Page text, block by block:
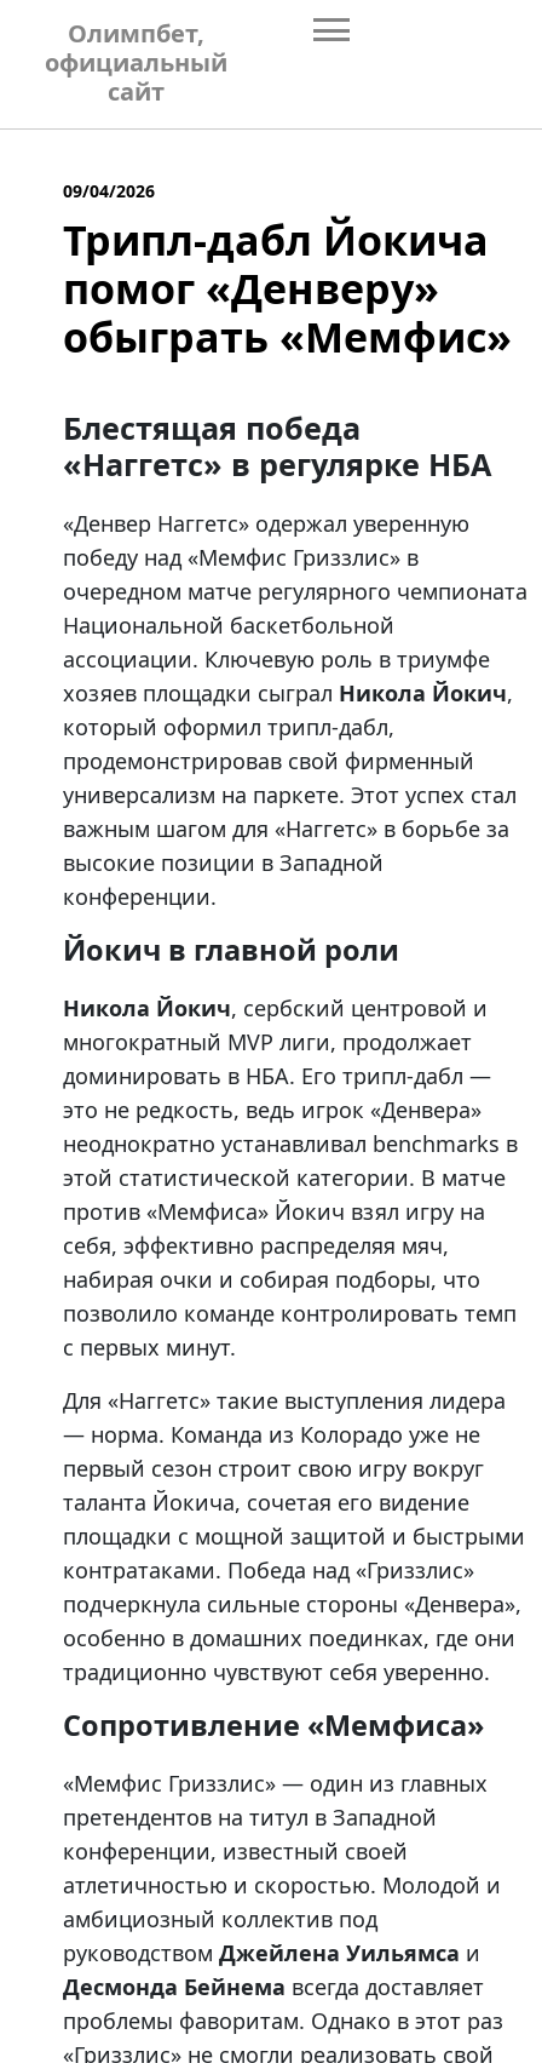
content
Олимпбет,
официальный
сайт
09/04/2026
Трипл-дабл Йокича
помог «Денверу»
обыграть «Мемфис»
Блестящая победа
«Наггетс» в регулярке НБА
«Денвер Наггетс» одержал уверенную
победу над «Мемфис Гриззлис» в
очередном матче регулярного чемпионата
Национальной баскетбольной
ассоциации. Ключевую роль в триумфе
хозяев площадки сыграл Никола Йокич,
который оформил трипл-дабл,
продемонстрировав свой фирменный
универсализм на паркете. Этот успех стал
важным шагом для «Наггетс» в борьбе за
высокие позиции в Западной
конференции.
Йокич в главной роли
Никола Йокич, сербский центровой и
многократный MVP лиги, продолжает
доминировать в НБА. Его трипл-дабл —
это не редкость, ведь игрок «Денвера»
неоднократно устанавливал benchmarks в
этой статистической категории. В матче
против «Мемфиса» Йокич взял игру на
себя, эффективно распределяя мяч,
набирая очки и собирая подборы, что
позволило команде контролировать темп
с первых минут.
Для «Наггетс» такие выступления лидера
— норма. Команда из Колорадо уже не
первый сезон строит свою игру вокруг
таланта Йокича, сочетая его видение
площадки с мощной защитой и быстрыми
контратаками. Победа над «Гриззлис»
подчеркнула сильные стороны «Денвера»,
особенно в домашних поединках, где они
традиционно чувствуют себя уверенно.
Сопротивление «Мемфиса»
«Мемфис Гриззлис» — один из главных
претендентов на титул в Западной
конференции, известный своей
атлетичностью и скоростью. Молодой и
амбициозный коллектив под
руководством Джейлена Уильямса и
Десмонда Бейнема всегда доставляет
проблемы фаворитам. Однако в этот раз
«Гриззлис» не смогли реализовать свой